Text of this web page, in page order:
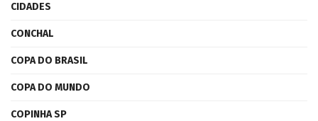
CIDADES
CONCHAL
COPA DO BRASIL
COPA DO MUNDO
COPINHA SP